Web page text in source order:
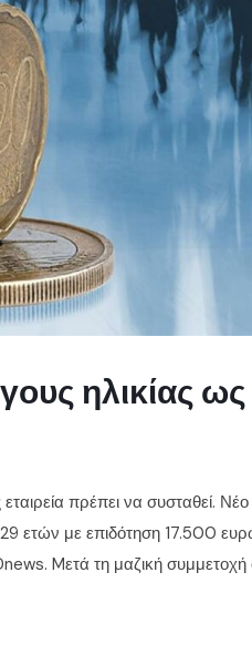
ηλικίας
πρέπει να συσταθεί.
ετών με επιδότηση 17.500
Mετά τη μαζική